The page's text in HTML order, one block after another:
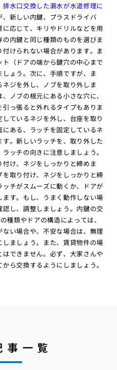
排水口交換した漏水が水道修理に
、新しい内鍵、プラスドライバ
応じて、キリやドリルなどを用
内鍵と同じ種類のものを選びま
けられない場合があります。ま
（ドアの端から鍵穴の中心まで
ょう。次に、手順ですが、ま
ジを外し、ノブを取り外しま
ノブの根元にある小さな穴に、
っ張ると外れるタイプもありま
ているネジを外し、台座を取り
ある、ラッチを固定しているネ
。新しいラッチを、取り外した
ッチの向きに注意しましょう。
け、ネジをしっかりと締めま
取り付け、ネジをしっかりと締
チがスムーズに動くか、ドアが
す。もし、うまく動作しない場
し、調整しましょう。内鍵の交
種類やドアの構造によっては、
い場合や、不安な場合は、無理
ましょう。また、賃貸物件の場
できません。必ず、大家さんや
ら交換するようにしましょう。
事一覧